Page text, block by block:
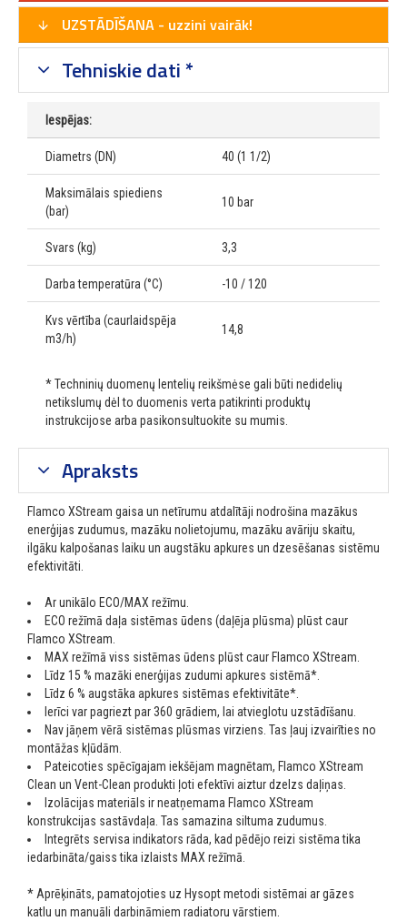
UZSTĀDĪŠANA - uzzini vairāk!
Tehniskie dati *
Iespējas:
Diametrs (DN) 40 (1 1/2)
Maksimālais spiediens
(bar)
10 bar
Svars (kg) 3,3
Darba temperatūra (°C) -10 / 120
Kvs vērtība (caurlaidspēja
m3/h)
14,8
* Techninių duomenų lentelių reikšmėse gali būti nedidelių
netikslumų dėl to duomenis verta patikrinti produktų
instrukcijose arba pasikonsultuokite su mumis.
Apraksts
Flamco XStream gaisa un netīrumu atdalītāji nodrošina mazākus
enerģijas zudumus, mazāku nolietojumu, mazāku avāriju skaitu,
ilgāku kalpošanas laiku un augstāku apkures un dzesēšanas sistēmu
efektivitāti.
Ar unikālo ECO/MAX režīmu.
ECO režīmā daļa sistēmas ūdens (daļēja plūsma) plūst caur
Flamco XStream.
MAX režīmā viss sistēmas ūdens plūst caur Flamco XStream.
Līdz 15 % mazāki enerģijas zudumi apkures sistēmā*.
Līdz 6 % augstāka apkures sistēmas efektivitāte*.
Ierīci var pagriezt par 360 grādiem, lai atvieglotu uzstādīšanu.
Nav jāņem vērā sistēmas plūsmas virziens. Tas ļauj izvairīties no
montāžas kļūdām.
Pateicoties spēcīgajam iekšējam magnētam, Flamco XStream
Clean un Vent-Clean produkti ļoti efektīvi aiztur dzelzs daļiņas.
Izolācijas materiāls ir neatņemama Flamco XStream
konstrukcijas sastāvdaļa. Tas samazina siltuma zudumus.
Integrēts servisa indikators rāda, kad pēdējo reizi sistēma tika
iedarbināta/gaiss tika izlaists MAX režīmā.
*Aprēķināts, pamatojoties uz Hysopt metodi sistēmai ar gāzes
katlu un manuāli darbināmiem radiatoru vārstiem.